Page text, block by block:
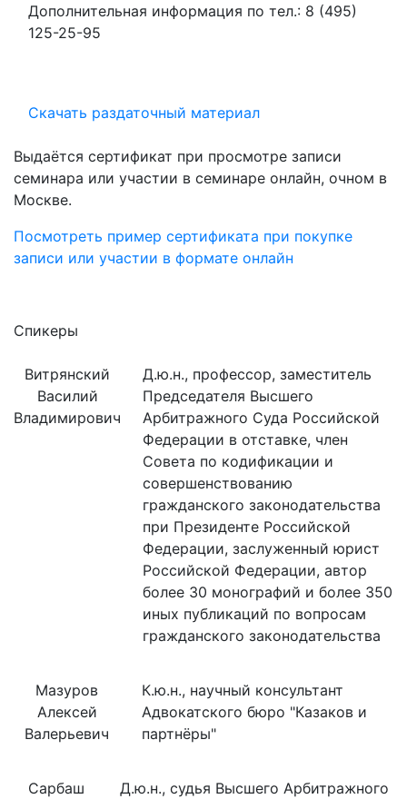
Дополнительная информация по тел.: 8 (495)
125-25-95
Скачать раздаточный материал
Выдаётся сертификат при просмотре записи
семинара или участии в семинаре онлайн, очном в
Москве.
Посмотреть пример сертификата при покупке
записи или участии в формате онлайн
Спикеры
Витрянский
Василий
Владимирович
Д.ю.н., профессор, заместитель
Председателя Высшего
Арбитражного Суда Российской
Федерации в отставке, член
Совета по кодификации и
совершенствованию
гражданского законодательства
при Президенте Российской
Федерации, заслуженный юрист
Российской Федерации, автор
более 30 монографий и более 350
иных публикаций по вопросам
гражданского законодательства
Мазуров
Алексей
Валерьевич
К.ю.н., научный консультант
Адвокатского бюро "Казаков и
партнёры"
Сарбаш
Д.ю.н., судья Высшего Арбитражного